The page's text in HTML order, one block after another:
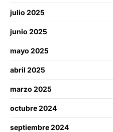
julio 2025
junio 2025
mayo 2025
abril 2025
marzo 2025
octubre 2024
septiembre 2024